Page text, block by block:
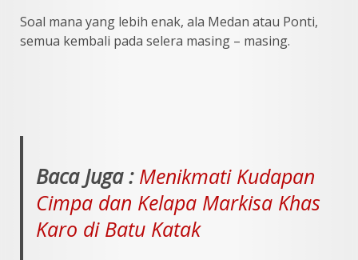
Soal mana yang lebih enak, ala Medan atau Ponti,
semua kembali pada selera masing – masing.
Baca Juga : Menikmati Kudapan
Cimpa dan Kelapa Markisa Khas
Karo di Batu Katak